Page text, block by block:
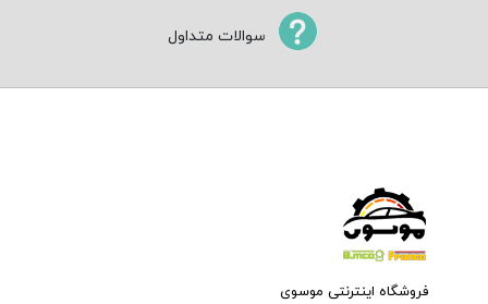
سوالات متداول
فروشگاه اینترنتی موسوی